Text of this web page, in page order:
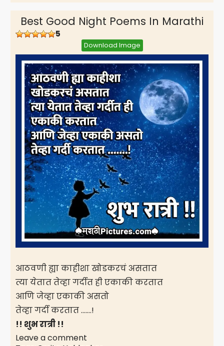
Best Good Night Poems In Marathi
5
Download Image
आठवणी ह्या काहीशा खोडकरचं असतात
त्या येतात तेव्हा गर्दीत ही एकाकी करतात
आणि जेव्हा एकाकी असतो
तेव्हा गर्दी करतात …….!
!! शुभ रात्री !!
Leave a comment